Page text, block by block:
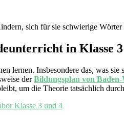
sich für sie schwierige Wörter
in Klasse
lernen. Insbesondere das, was
derBildungsplan von
um die Theorie tatsächlich